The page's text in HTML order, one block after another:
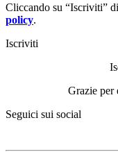
Cliccando su “Iscriviti”
policy.
Iscriviti
Grazie per
Seguici sui social